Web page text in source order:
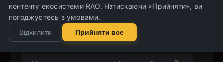
контенту екосистеми RAO. Натискаючи «Прийняти», ви
погоджуєтесь з умовами.
Відхилити Прийняти все